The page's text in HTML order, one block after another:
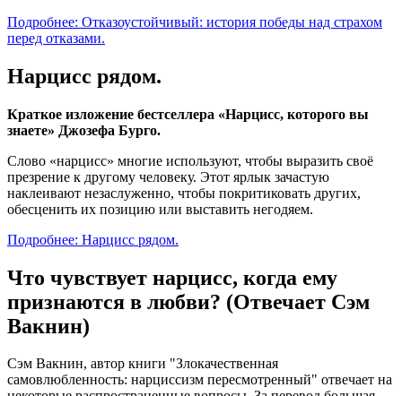
Подробнее: Отказоустойчивый: история победы над страхом
перед отказами.
Нарцисс рядом.
Краткое изложение бестселлера «Нарцисс, которого вы
знаете» Джозефа Бурго.
Слово «нарцисс» многие используют, чтобы выразить своё
презрение к другому человеку. Этот ярлык зачастую
наклеивают незаслуженно, чтобы покритиковать других,
обесценить их позицию или выставить негодяем.
Подробнее: Нарцисс рядом.
Что чувствует нарцисс, когда ему
признаются в любви? (Отвечает Сэм
Вакнин)
Сэм Вакнин, автор книги "Злокачественная
самовлюбленность: нарциссизм пересмотренный" отвечает на